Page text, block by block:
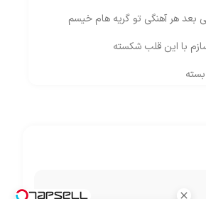
بعد هر آهنگی تو گریه هام خیسم
با این قلب شکسته